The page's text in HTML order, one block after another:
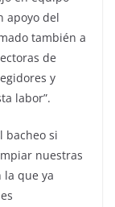
apoyo del
también a
de
y
labor”.
bacheo si
nuestras
la que ya